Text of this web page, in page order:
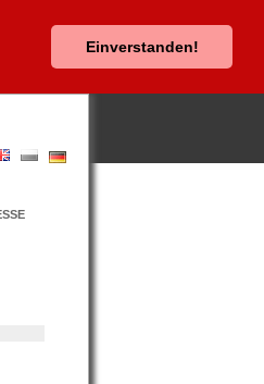
Einverstanden!